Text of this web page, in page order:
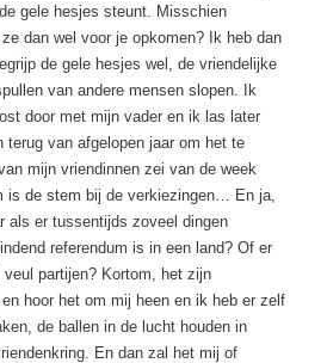
gele hesjes steunt. Misschien
dan wel voor je opkomen? Ik heb dan
de gele hesjes wel, de vriendelijke
van andere mensen slopen. Ik
door met mijn vader en ik las later
terug van afgelopen jaar om het te
mijn vriendinnen zei van de week
is de stem bij de verkiezingen… En ja,
als er tussentijds zoveel dingen
referendum is in een land? Of er
partijen? Kortom, het zijn
hoor het om mij heen en ik heb er zelf
de ballen in de lucht houden in
En dan zal het mij of